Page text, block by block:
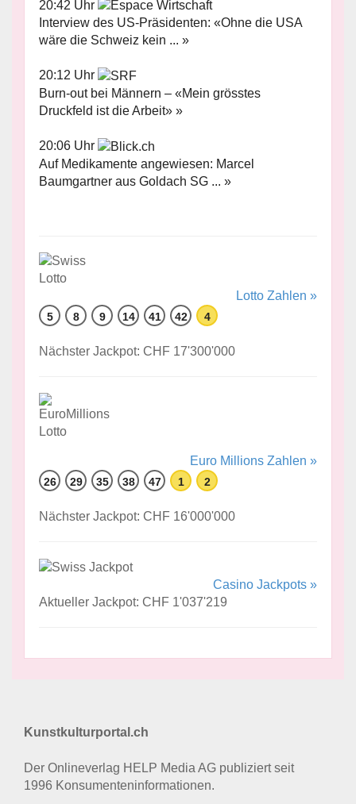
20:42 Uhr
Interview des US-Präsidenten: «Ohne die USA
wäre die Schweiz kein ... »
20:12 Uhr
Burn-out bei Männern – «Mein grösstes
Druckfeld ist die Arbeit» »
20:06 Uhr
Auf Medikamente angewiesen: Marcel
Baumgartner aus Goldach SG ... »
Lotto Zahlen »
5 8 9 14 41 42 4
Nächster Jackpot: CHF 17'300'000
Euro Millions Zahlen »
26 29 35 38 47 1 2
Nächster Jackpot: CHF 16'000'000
Casino Jackpots »
Aktueller Jackpot: CHF 1'037'219
Kunstkulturportal.ch
Der Onlineverlag HELP Media AG publiziert seit
1996 Konsumenten­informationen.